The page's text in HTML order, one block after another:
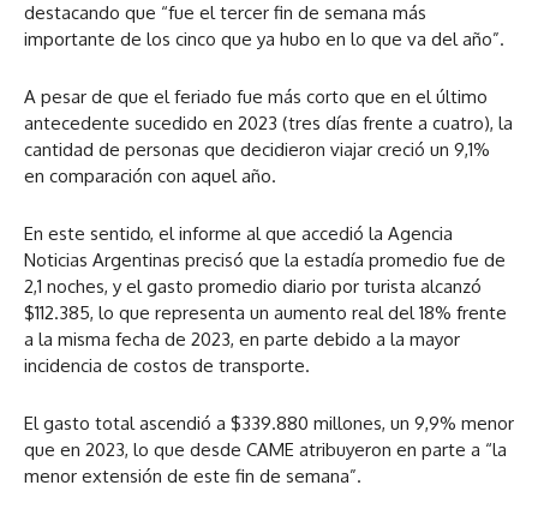
destacando que “fue el tercer fin de semana más
importante de los cinco que ya hubo en lo que va del año”.
A pesar de que el feriado fue más corto que en el último
antecedente sucedido en 2023 (tres días frente a cuatro), la
cantidad de personas que decidieron viajar creció un 9,1%
en comparación con aquel año.
En este sentido, el informe al que accedió la Agencia
Noticias Argentinas precisó que la estadía promedio fue de
2,1 noches, y el gasto promedio diario por turista alcanzó
$112.385, lo que representa un aumento real del 18% frente
a la misma fecha de 2023, en parte debido a la mayor
incidencia de costos de transporte.
El gasto total ascendió a $339.880 millones, un 9,9% menor
que en 2023, lo que desde CAME atribuyeron en parte a “la
menor extensión de este fin de semana”.